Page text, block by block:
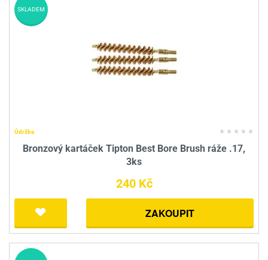
Údržba
Bronzový kartáček Tipton Best Bore Brush ráže .17,
3ks
240 Kč
ZAKOUPIT
SKLADEM